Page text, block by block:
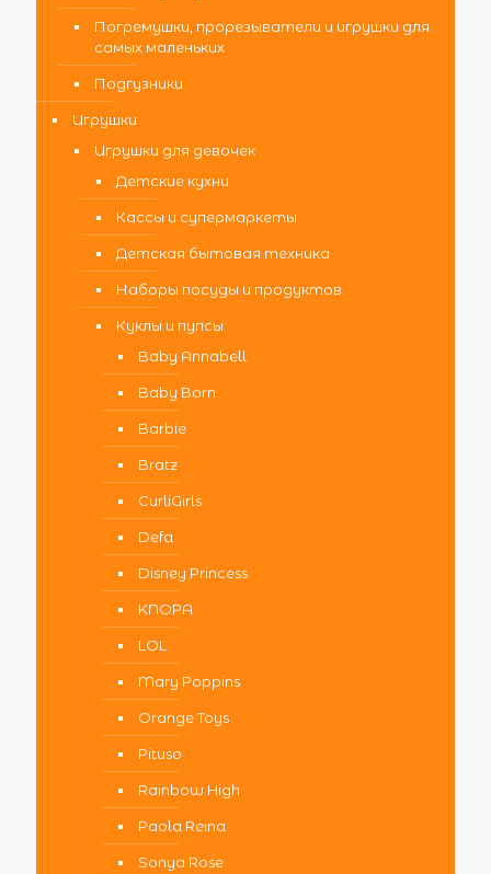
Погремушки, прорезыватели и игрушки для
самых маленьких
Подгузники
Игрушки
Игрушки для девочек
Детские кухни
Кассы и супермаркеты
Детская бытовая техника
Наборы посуды и продуктов
Куклы и пупсы
Baby Annabell
Baby Born
Barbie
Bratz
CurliGirls
Defa
Disney Princess
KNOPA
LOL
Mary Poppins
Orange Toys
Pituso
Rainbow High
Paola Reina
Sonya Rose